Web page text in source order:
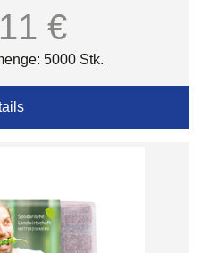
€
5000 Stk.